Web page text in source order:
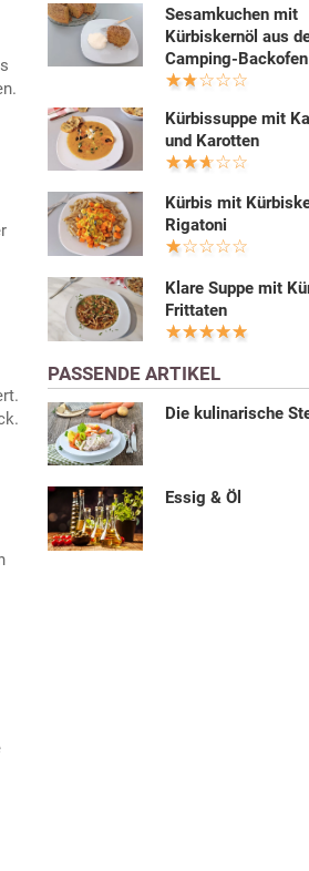
Sesamkuchen mit
Kürbiskernöl aus
Camping-Backofen
Kürbissuppe mit
und Karotten
Kürbis mit
Rigatoni
Klare Suppe mit
Frittaten
PASSENDE ARTIKEL
Die kulinarische
Essig & Öl